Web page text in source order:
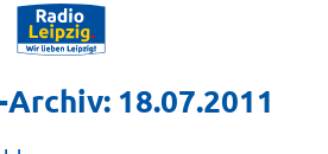
18.07.2011